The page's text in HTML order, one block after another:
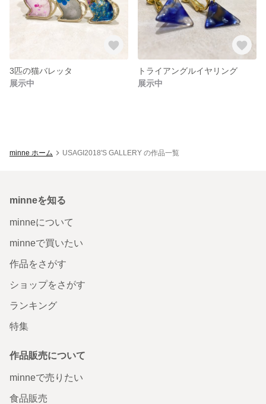
3匹の猫バレッタ
展示中
トライアングルイヤリング
展示中
minne ホーム USAGI2018'S GALLERY の作品一覧
minneを知る
minneについて
minneで買いたい
作品をさがす
ショップをさがす
ランキング
特集
作品販売について
minneで売りたい
食品販売